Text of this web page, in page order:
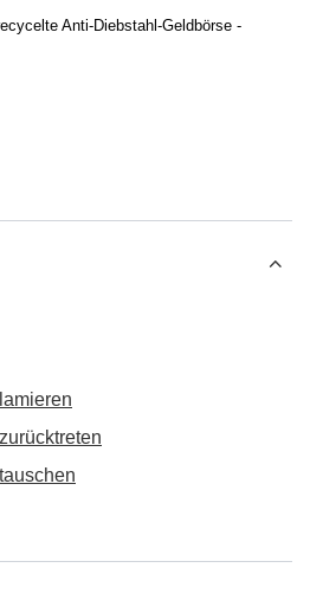
Anti-Diebstahl-Geldbörse -